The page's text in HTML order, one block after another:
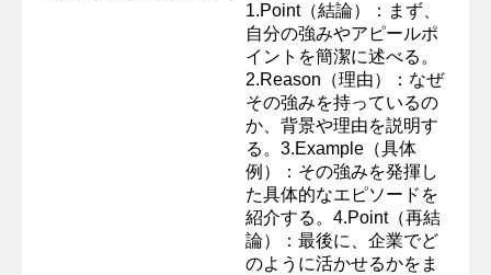
1.Point（結論）：まず、
自分の強みやアピールポ
イントを簡潔に述べる。
2.Reason（理由）：なぜ
その強みを持っているの
か、背景や理由を説明す
る。3.Example（具体
例）：その強みを発揮し
た具体的なエピソードを
紹介する。4.Point（再結
論）：最後に、企業でど
のように活かせるかをま